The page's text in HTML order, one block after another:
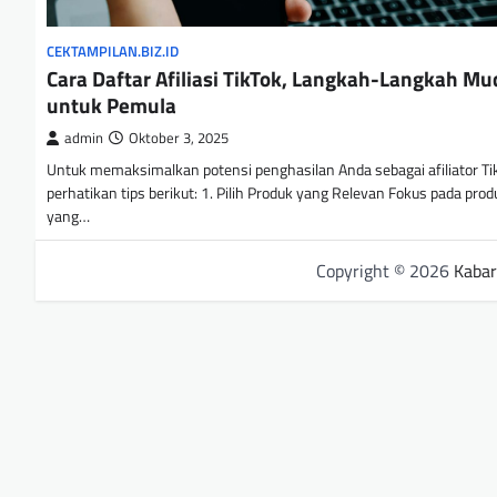
CEKTAMPILAN.BIZ.ID
Cara Daftar Afiliasi TikTok, Langkah-Langkah
untuk Pemula
admin Oktober 3, 2025
Untuk memaksimalkan potensi penghasilan Anda sebagai afiliator
perhatikan tips berikut: 1. Pilih Produk yang Relevan Fokus pada
yang…
Copyright © 2026